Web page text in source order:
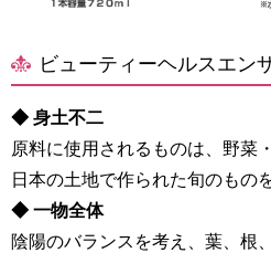
ビューティーヘルスエン
◆ 身土不二
原料に使用されるものは、野菜
日本の土地で作られた旬のもの
◆ 一物全体
陰陽のバランスを考え、葉、根